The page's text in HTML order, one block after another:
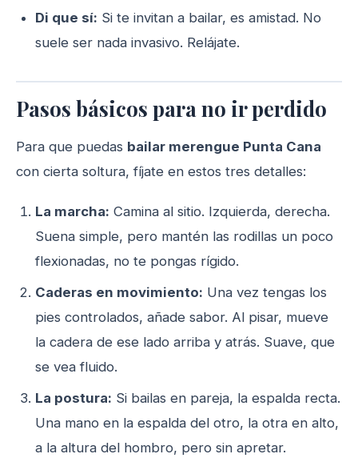
Di que sí: Si te invitan a bailar, es amistad. No
suele ser nada invasivo. Relájate.
Pasos básicos para no ir perdido
Para que puedas bailar merengue Punta Cana
con cierta soltura, fíjate en estos tres detalles:
La marcha: Camina al sitio. Izquierda, derecha.
Suena simple, pero mantén las rodillas un poco
flexionadas, no te pongas rígido.
Caderas en movimiento: Una vez tengas los
pies controlados, añade sabor. Al pisar, mueve
la cadera de ese lado arriba y atrás. Suave, que
se vea fluido.
La postura: Si bailas en pareja, la espalda recta.
Una mano en la espalda del otro, la otra en alto,
a la altura del hombro, pero sin apretar.